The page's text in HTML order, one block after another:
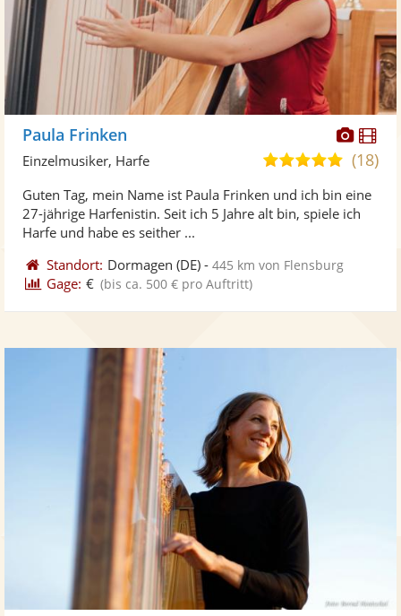
Fotos
Paula Frinken
5,0
5
(18)
Einzelmusiker, Harfe
Guten Tag, mein Name ist Paula Frinken und ich bin eine
27-jährige Harfenistin. Seit ich 5 Jahre alt bin, spiele ich
Harfe und habe es seither ...
Standort: Dormagen (DE) -445 km von Flensburg
Gage: € (bis ca. 500 € pro Auftritt)